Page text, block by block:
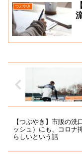
つぶやき
【つぶやき】市販の洗
ッシュ）にも、コロナ
らしいという話